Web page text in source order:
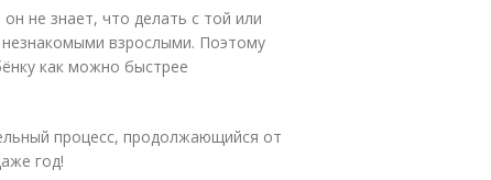
не знает, что делать с той или
взрослыми. Поэтому
как можно быстрее
процесс, продолжающийся от
год!